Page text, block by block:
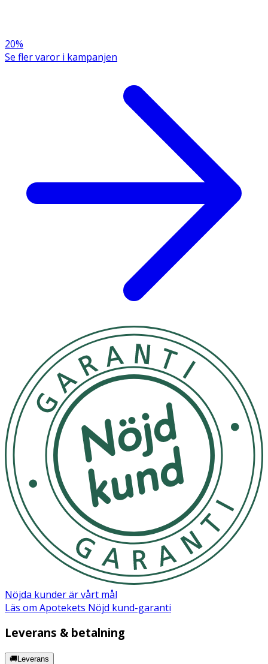
jäst (Saccharomyces cerevisiae), selen (L-selenometionin),
klumpförebyggande medel (kiseldioxid).
20%
Se fler varor i kampanjen
Nöjda kunder är vårt mål
Läs om Apotekets Nöjd kund-garanti
Leverans & betalning
🚚Leverans